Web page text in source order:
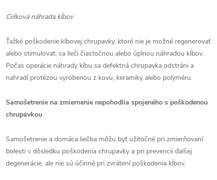
Celková náhrada kĺbov
Ťažké poškodenie kĺbovej chrupavky, ktoré nie je možné regenerovať
alebo stimulovať, sa lieči čiastočnou alebo úplnou náhradou kĺbov.
Počas operácie náhrady kĺbu sa defektná chrupavka odstráni a
nahradí protézou vyrobenou z kovu, keramiky alebo polyméru.
Samošetrenie na zmiernenie nepohodlia spojeného s poškodenou
chrupavkou
Samošetrenie a domáca liečba môžu byť užitočné pri zmierňovaní
bolesti v dôsledku poškodenia chrupavky a pri prevencii ďalšej
degenerácie, ale nie sú účinné pri zvrátení poškodenia kĺbov.